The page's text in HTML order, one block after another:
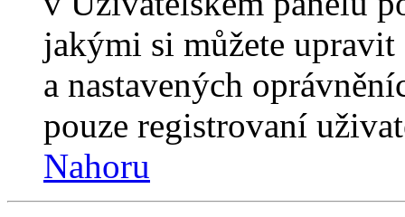
jakými si můžete
a nastavených
pouze registrovaní
Nahoru